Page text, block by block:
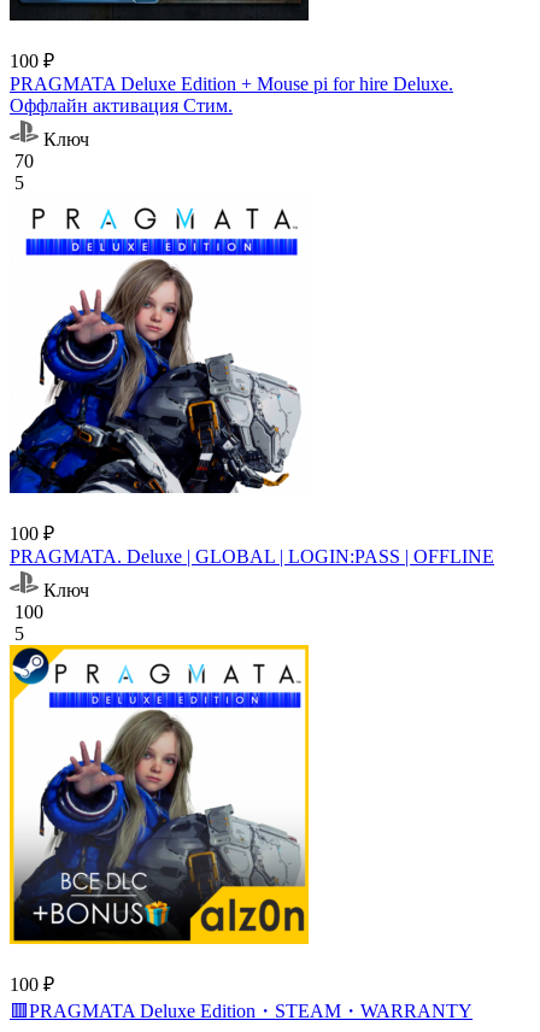
100 ₽
PRAGMATA Deluxe Edition + Mouse pi for hire Deluxe.
Оффлайн активация Cтим.
Ключ
70
5
100 ₽
PRAGMATA. Deluxe | GLOBAL | LOGIN:PASS | OFFLINE
Ключ
100
5
100 ₽
🟥PRAGMATA Deluxe Edition・STEAM・WARRANTY